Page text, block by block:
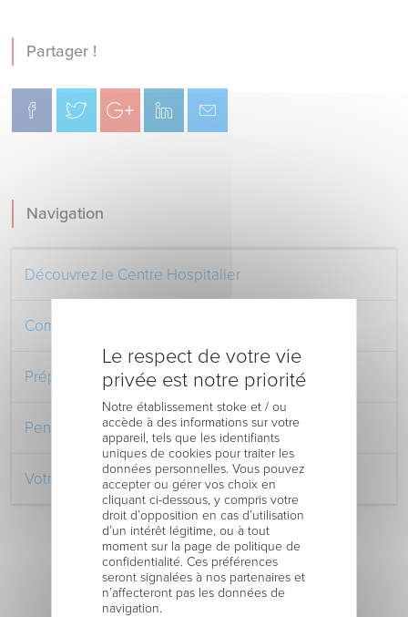
Partager !
Navigation
Découvrez le Centre Hospitalier
Comment venir au Centre Hospitalier
Préparer votre séjour à l’Hôpital
Pendant votre séjour à l’Hôpital
Votre retour au domicile
Le respect de votre vie
privée est notre priorité
Notre établissement stoke et / ou
accède à des informations sur votre
appareil, tels que les identifiants
uniques de cookies pour traiter les
données personnelles. Vous pouvez
accepter ou gérer vos choix en
cliquant ci-dessous, y compris votre
droit d’opposition en cas d’utilisation
d’un intérêt légitime, ou à tout
moment sur la page de politique de
confidentialité. Ces préférences
seront signalées à nos partenaires et
n’affecteront pas les données de
navigation.